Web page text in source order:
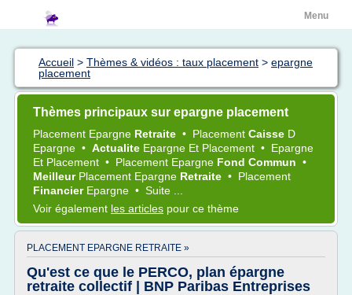
Menu
Accueil > Thèmes & vidéos : taux placement > epargne
placement
Thèmes principaux sur epargne placement
Placement Epargne Retraite • Placement Caisse D
Epargne • Actualite Epargne Et Placement • Epargne
Et Placement • Placement Epargne Fond Commun •
Meilleur Placement Epargne Retraite • Placement
Financier Epargne • Suite ...
Voir également les articles pour ce thème
PLACEMENT EPARGNE RETRAITE »
Qu'est ce que le PERCO, plan épargne
retraite collectif | BNP Paribas Entreprises